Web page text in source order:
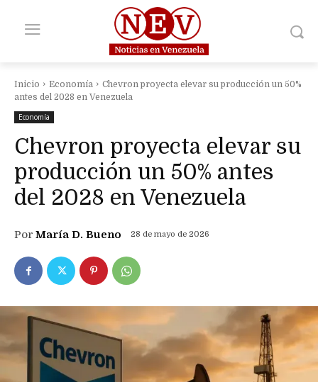
Inicio Economía
Chevron proyecta elevar su producción un 50%
antes del 2028 en Venezuela
Economía
Chevron proyecta elevar su
producción un 50% antes
del 2028 en Venezuela
Por María D. Bueno 28 de mayo de 2026